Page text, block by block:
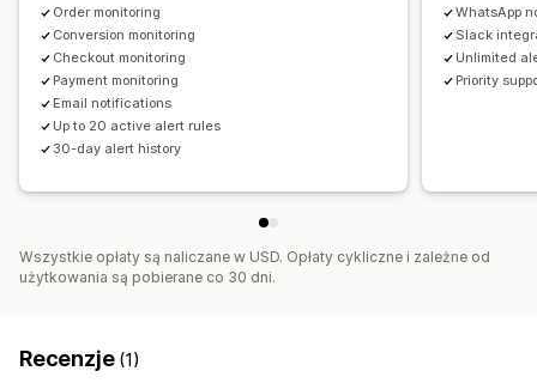
Order monitoring
Conversion monitoring
Checkout monitoring
Payment monitoring
Email notifications
Up to 20 active alert rules
30-day alert history
WhatsApp
Slack
⁠Unlimited
⁠Priority
Wszystkie opłaty są naliczane w USD. Opłaty cykliczne i zależne od
użytkowania są pobierane co 30 dni.
Recenzje (1)